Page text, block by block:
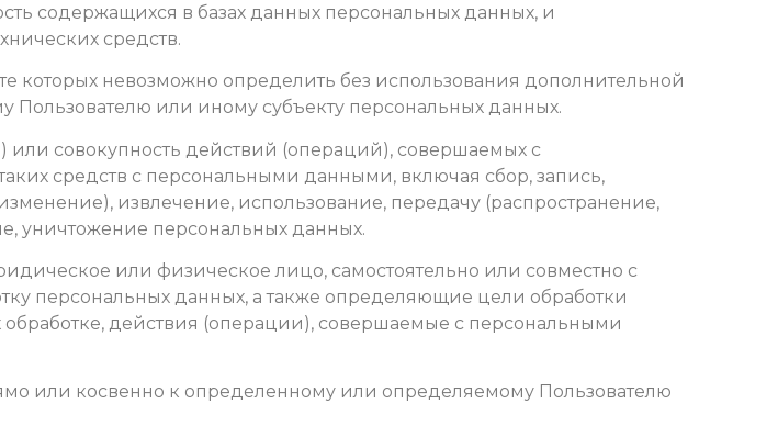
содержащихся в базах данных персональных данных, и
средств.
которых невозможно определить без использования дополнительной
или иному субъекту персональных данных.
или совокупность действий (операций), совершаемых с
средств с персональными данными, включая сбор, запись,
извлечение, использование, передачу (распространение,
уничтожение персональных данных.
или физическое лицо, самостоятельно или совместно с
персональных данных, а также определяющие цели обработки
действия (операции), совершаемые с персональными
или косвенно к определенному или определяемому Пользователю